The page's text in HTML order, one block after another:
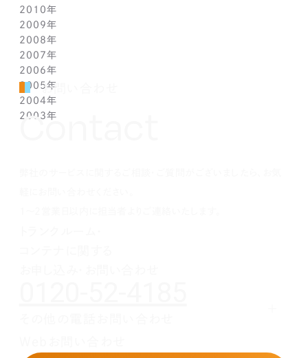
1月(2)
1月(1)
4月(1)
3月(1)
2月(1)
1月(1)
6月(1)
5月(1)
4月(1)
3月(1)
2月(1)
1月(1)
7月(1)
6月(1)
5月(1)
4月(1)
3月(1)
2月(1)
1月(1)
8月(1)
7月(1)
6月(1)
5月(1)
4月(1)
3月(1)
2月(1)
1月(1)
9月(1)
8月(1)
7月(1)
6月(1)
5月(1)
4月(1)
3月(1)
2月(1)
10月(1)
9月(1)
8月(1)
7月(1)
6月(1)
5月(1)
4月(1)
3月(1)
11月(1)
10月(1)
9月(1)
8月(1)
7月(1)
6月(1)
5月(1)
4月(1)
12月(1)
11月(1)
10月(1)
9月(1)
8月(1)
7月(1)
6月(1)
5月(1)
2010年
12月(1)
11月(1)
10月(1)
9月(1)
8月(1)
7月(1)
6月(1)
2009年
12月(1)
11月(1)
10月(1)
9月(1)
8月(1)
7月(1)
2008年
12月(1)
11月(1)
10月(1)
9月(1)
8月(1)
2007年
12月(1)
11月(1)
10月(1)
9月(1)
2006年
12月(1)
11月(1)
10月(1)
2005年
12月(1)
11月(1)
2004年
12月(1)
2003年
お問い合わせ
Contact
お申し込み・お問い合わせ